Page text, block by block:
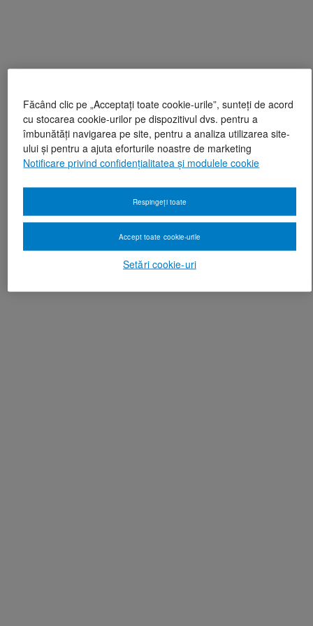
Făcând clic pe „Acceptați toate cookie-urile”, sunteți de acord
cu stocarea cookie-urilor pe dispozitivul dvs. pentru a
îmbunătăți navigarea pe site, pentru a analiza utilizarea site-
ului și pentru a ajuta eforturile noastre de marketing
Notificare privind confidențialitatea și modulele cookie
Setări cookie-uri
Respingeți toate
Accept toate cookie-urile